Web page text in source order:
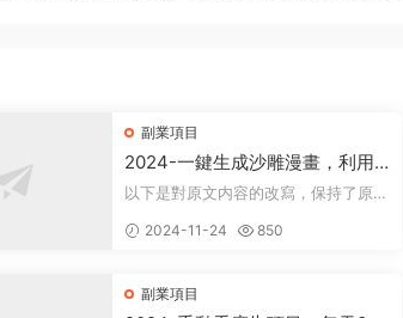
副業項目
2024-一鍵生成沙雕漫畫，利用
軟件，一條視頻播放12W+，單日
以下是對原文内容的改寫，保持了原
述 在當...
2024-11-24 850
副業項目